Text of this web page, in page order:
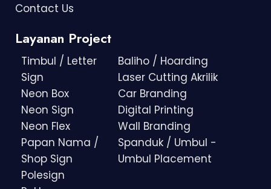
Contact Us
Layanan Project
Timbul / Letter
Sign
Neon Box
Neon Sign
Neon Flex
Papan Nama /
Shop Sign
Polesign
Baliho / Hoarding
Laser Cutting Akrilik
Car Branding
Digital Printing
Wall Branding
Spanduk / Umbul -
Umbul Placement